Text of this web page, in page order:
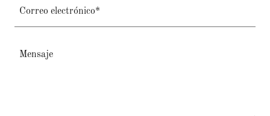
Correo electrónico*